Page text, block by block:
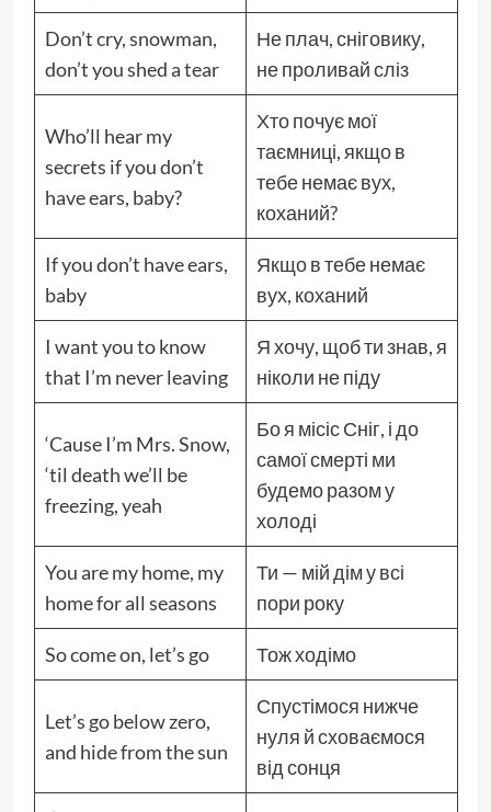
Don’t cry, snowman,
don’t you shed a tear
Не плач, сніговику,
не проливай сліз
Who’ll hear my
secrets if you don’t
have ears, baby?
Хто почує мої
таємниці, якщо в
тебе немає вух,
коханий?
If you don’t have ears,
baby
Якщо в тебе немає
вух, коханий
I want you to know
that I’m never leaving
Я хочу, щоб ти знав, я
ніколи не піду
‘Cause I’m Mrs. Snow,
‘til death we’ll be
freezing, yeah
Бо я місіс Сніг, і до
самої смерті ми
будемо разом у
холоді
You are my home, my
home for all seasons
Ти — мій дім у всі
пори року
So come on, let’s go Тож ходімо
Let’s go below zero,
and hide from the sun
Спустімося нижче
нуля й сховаємося
від сонця